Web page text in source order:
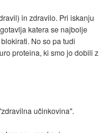
in zdravilo. Pri iskanju
katera se najbolje
No so pa tudi
proteina, ki smo jo dobili z
učinkovina".